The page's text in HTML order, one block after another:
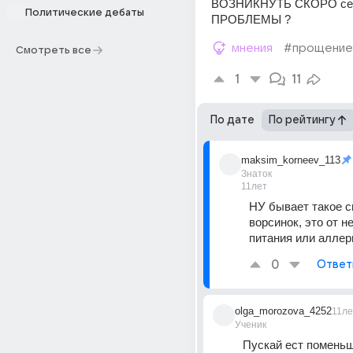
Политические дебаты
Смотреть все
ВОЗНИКНУТЬ СКОРО
ПРОБЛЕМЫ ?
мнения #прощение
1 11
По дате По рейтингу
maksim_korneev_113
Знаток
11лет
НУ бывает такое
ворсинок, это от
питания или
0
olga_morozova_4252
Ученик
Пускай ест